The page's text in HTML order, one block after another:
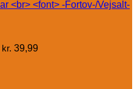
kr. 39,99